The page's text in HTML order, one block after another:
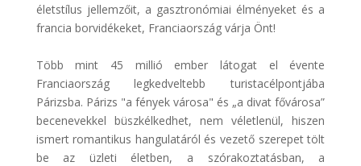
életstílus jellemzőit, a gasztronómiai élményeket és a
francia borvidékeket, Franciaország várja Önt!
Több mint 45 millió ember látogat el évente
Franciaország legkedveltebb turistacélpontjába
Párizsba. Párizs "a fények városa" és „a divat fővárosa”
becenevekkel büszkélkedhet, nem véletlenül, hiszen
ismert romantikus hangulatáról és vezető szerepet tölt
be az üzleti életben, a szórakoztatásban, a